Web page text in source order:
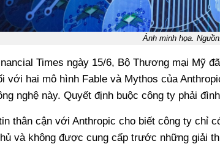
Ảnh minh họa.
Times ngày 15/6, Bộ Thương mại Mỹ
với hai mô hình Fable và Mythos của
nghệ này. Quyết định buộc công ty phải
thân cận với Anthropic cho biết công ty chỉ
và không được cung cấp trước những giải